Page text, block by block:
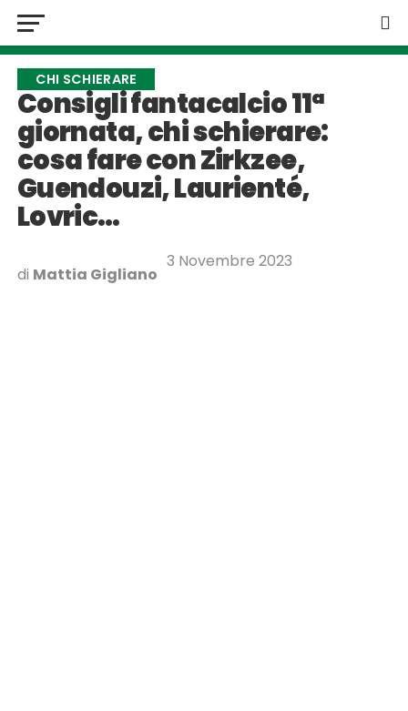
CHI SCHIERARE
Consigli fantacalcio 11ª
giornata, chi schierare:
cosa fare con Zirkzee,
Guendouzi, Laurienté,
Lovric…
di Mattia Gigliano
3 Novembre 2023